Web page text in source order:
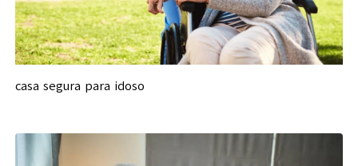
casa segura para idoso